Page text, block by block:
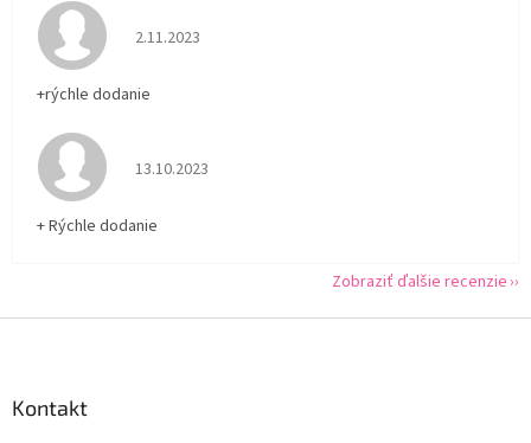
Hodnotenie obchodu je 5 z 5 hviezdičiek.
2.11.2023
+rýchle dodanie
Hodnotenie obchodu je 5 z 5 hviezdičiek.
13.10.2023
+ Rýchle dodanie
Zobraziť ďalšie recenzie
Kontakt